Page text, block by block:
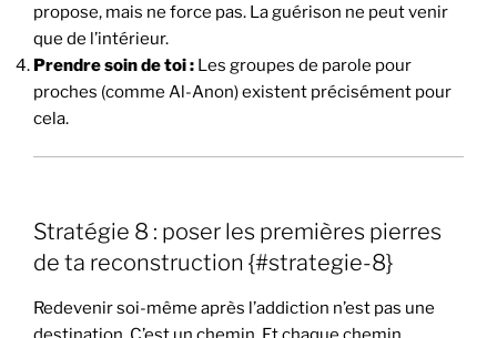
propose, mais ne force pas. La guérison ne peut venir
que de l’intérieur.
Prendre soin de toi : Les groupes de parole pour
proches (comme Al-Anon) existent précisément pour
cela.
Stratégie 8 : poser les premières pierres
de ta reconstruction {#strategie-8}
Redevenir soi-même après l’addiction n’est pas une